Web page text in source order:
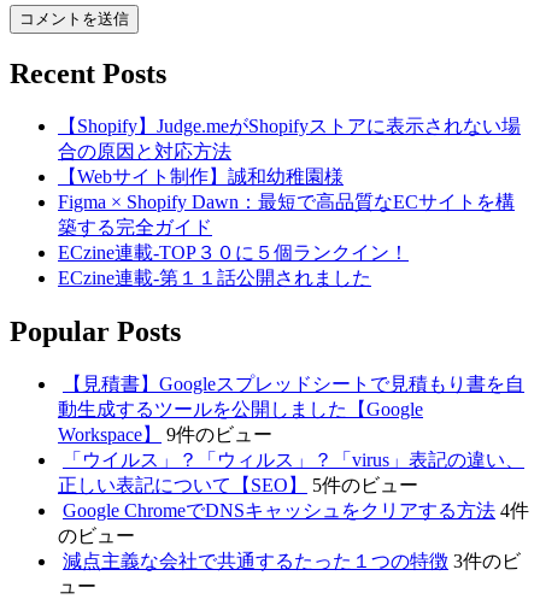
Recent Posts
【Shopify】Judge.meがShopifyストアに表示されない場
合の原因と対応方法
【Webサイト制作】誠和幼稚園様
Figma × Shopify Dawn：最短で高品質なECサイトを構
築する完全ガイド
ECzine連載-TOP３０に５個ランクイン！
ECzine連載-第１１話公開されました
Popular Posts
【見積書】Googleスプレッドシートで見積もり書を自
動生成するツールを公開しました【Google
Workspace】
9件のビュー
「ウイルス」？「ウィルス」？「virus」表記の違い、
正しい表記について【SEO】
5件のビュー
Google ChromeでDNSキャッシュをクリアする方法 4件
のビュー
減点主義な会社で共通するたった１つの特徴 3件のビ
ュー